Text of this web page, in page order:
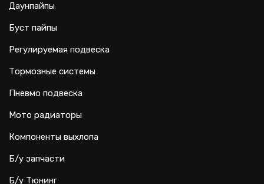
Даунпайпы
Буст пайпы
Регулируемая подвеска
Тормозные системы
Пневмо подвеска
Мото радиаторы
Компоненты выхлопа
Б/у запчасти
Б/у Тюнинг